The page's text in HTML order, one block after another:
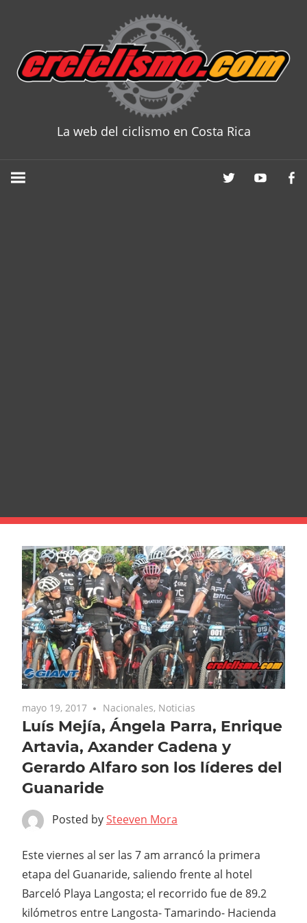
content
La web del ciclismo en Costa Rica
mayo 19, 2017 Nacionales, Noticias
Luís Mejía, Ángela Parra, Enrique
Artavia, Axander Cadena y
Gerardo Alfaro son los líderes del
Guanaride
Posted bySteeven Mora
Este viernes al ser las 7 am arrancó la primera
etapa del Guanaride, saliendo frente al hotel
Barceló Playa Langosta; el recorrido fue de 89.2
kilómetros entre Langosta- Tamarindo- Hacienda